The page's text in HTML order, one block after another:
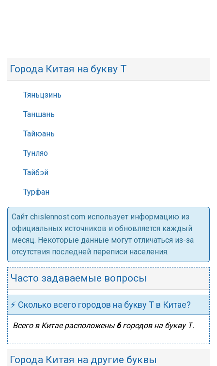
Города Китая на букву Т
Тяньцзинь
Таншань
Тайюань
Тунляо
Тайбэй
Турфан
Cайт chislennost.com использует информацию из
официальных источников и обновляется каждый
месяц. Некоторые данные могут отличаться из-за
отсутствия последней переписи населения.
Часто задаваемые вопросы
⚡ Сколько всего городов на букву Т в Китае?
Всего в Китае расположены 6городов на букву Т.
Города Китая на другие буквы